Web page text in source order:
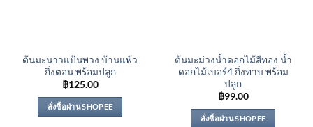
ต้นมะนาวแป้นพวง บ้านแพ้ว
กิ่งตอน พร้อมปลูก
฿125.00
สั่งซื้อผ่าน SHOPEE
ต้นมะม่วงน้ำดอกไม้สีทอง น้ำ
ดอกไม้เบอร์4 กิ่งทาบ พร้อม
ปลูก
฿99.00
สั่งซื้อผ่าน SHOPEE